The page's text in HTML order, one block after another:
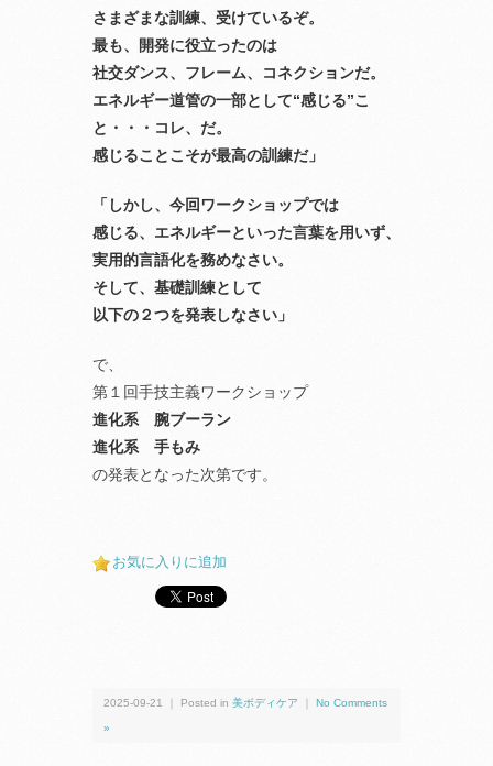
さまざまな訓練、受けているぞ。
最も、開発に役立ったのは
社交ダンス、フレーム、コネクションだ。
エネルギー道管の一部として“感じる”こ
と・・・コレ、だ。
感じることこそが最高の訓練だ」
「しかし、今回ワークショップでは
感じる、エネルギーといった言葉を用いず、
実用的言語化を務めなさい。
そして、基礎訓練として
以下の２つを発表しなさい」
で、
第１回手技主義ワークショップ
進化系 腕ブーラン
進化系 手もみ
の発表となった次第です。
お気に入りに追加
2025-09-21 ｜ Posted in 美ボディケア No Comments
»